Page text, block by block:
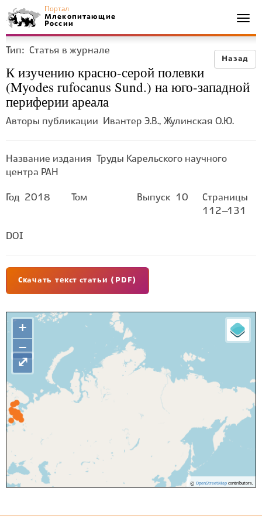
Портал
Млекопитающие
России
Назад
Тип: Статья в журнале
К изучению красно-серой полевки
(Myodes rufocanus Sund.) на юго-западной
периферии ареала
Авторы публикации Ивантер Э.В., Жулинская О.Ю.
Название издания
Труды Карельского научного
центра РАН
Год 2018 Том Выпуск 10
Страницы
112–131
DOI
Скачать текст статьи (PDF)
+
−
© OpenStreetMapcontributors.
⤢